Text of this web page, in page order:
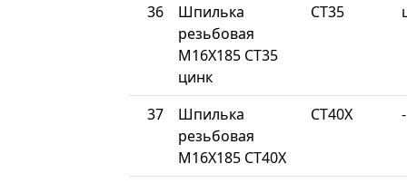
36
Шпилька
резьбовая
М16Х185 СТ35
цинк
СТ35
37
Шпилька
резьбовая
М16Х185 СТ40Х
СТ40Х -